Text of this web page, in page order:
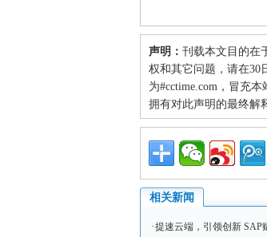
声明： 刊载本文目的在
权和其它问题，请在30
为#cctime.com，冒充
拥有对此声明的最终解
相关新闻
·提速云端，引领创新 SAP